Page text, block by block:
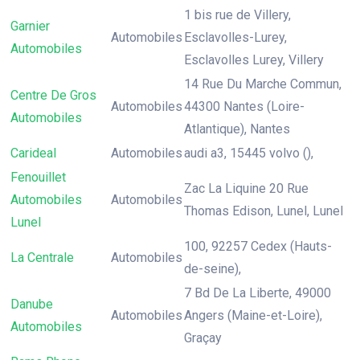
Garnier
Automobiles
Automobiles
1 bis rue de Villery,
Esclavolles-Lurey,
Esclavolles Lurey, Villery
Centre De Gros
Automobiles
Automobiles
14 Rue Du Marche Commun,
44300 Nantes (Loire-
Atlantique), Nantes
Carideal
Automobilesaudi a3, 15445 volvo (),
Fenouillet
Automobiles
Lunel
Automobiles
Zac La Liquine 20 Rue
Thomas Edison, Lunel, Lunel
La Centrale Automobiles
100, 92257 Cedex (Hauts-
de-seine),
Danube
Automobiles
Automobiles
7 Bd De La Liberte, 49000
Angers (Maine-et-Loire),
Graçay